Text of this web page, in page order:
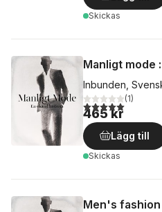
Skickas
Manligt mode
Inbunden,
5,0utav 5(1)
465 kr
Lägg till
Skickas
Men's